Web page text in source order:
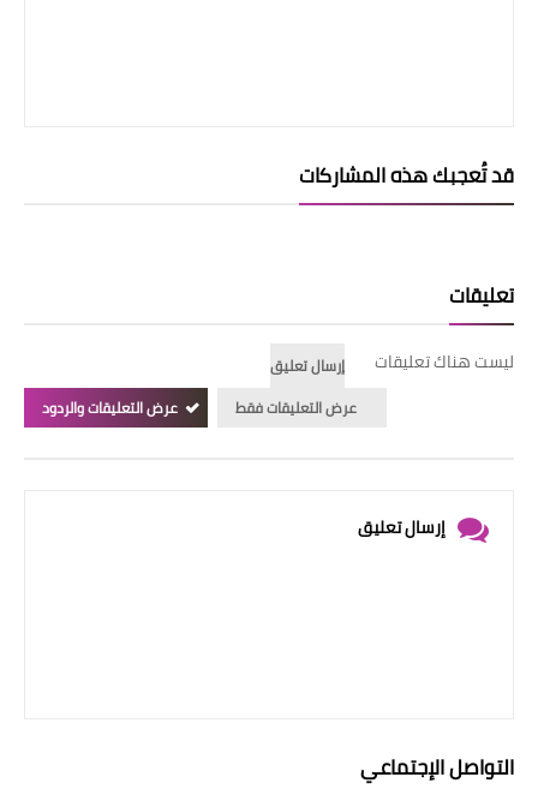
قد تُعجبك هذه المشاركات
تعليقات
ليست هناك تعليقات
إرسال تعليق
عرض التعليقات فقط
عرض التعليقات والردود
إرسال تعليق
التواصل الإجتماعي